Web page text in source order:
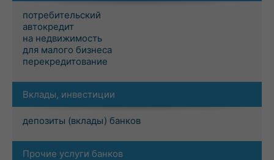
потребительский
автокредит
на недвижимость
для малого бизнеса
перекредитование
Вклады, инвестиции
депозиты (вклады) банков
Прочие услуги банков